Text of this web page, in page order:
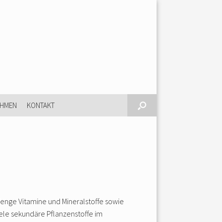
KONTAKT
Vitamine und Mineralstoffe sowie
sekundäre Pflanzenstoffe im